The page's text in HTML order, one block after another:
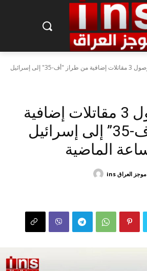
مصادر: وصول 3 مقاتلات إضافية من طراز "أف-35" إلى إسرائيل
مصادر: وصول 3 مقاتلات إضافية
من طراز “أف-35” إلى إسرائيل
موجز العراق ins